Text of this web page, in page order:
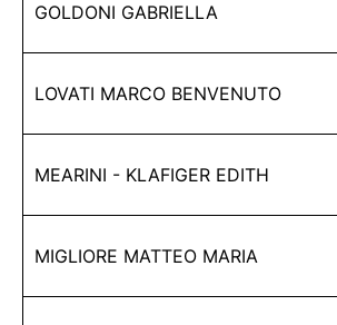
GOLDONI GABRIELLA
LOVATI MARCO BENVENUTO
MEARINI - KLAFIGER EDITH
MIGLIORE MATTEO MARIA